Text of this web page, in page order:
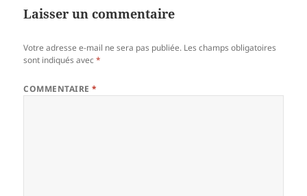
Laisser un commentaire
Votre adresse e-mail ne sera pas publiée. Les champs obligatoires
sont indiqués avec*
COMMENTAIRE*